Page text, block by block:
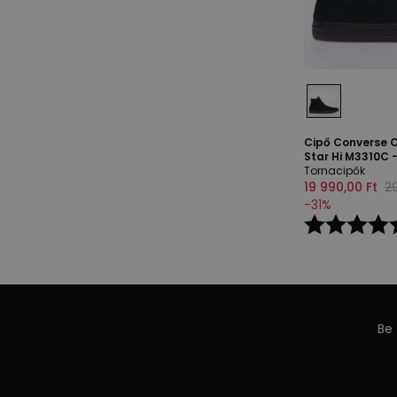
Cipő Converse
Star Hi M3310C
Tornacipők
19 990,00 Ft
-31%